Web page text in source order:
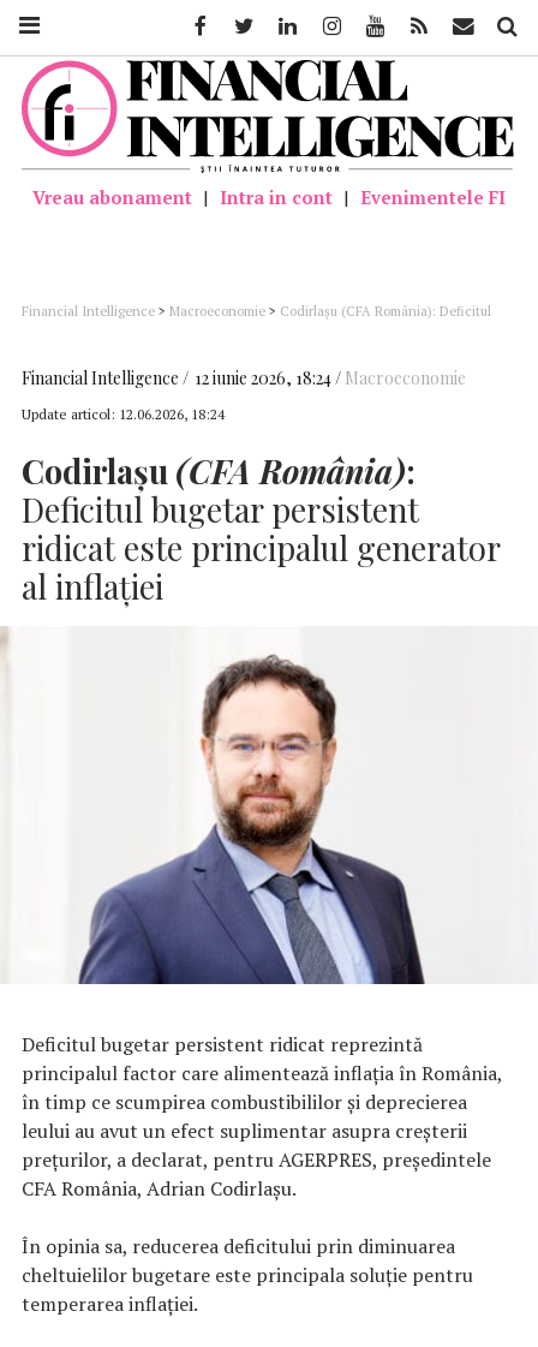
Vreau abonament | Intra in cont | Evenimentele FI
Financial Intelligence > Macroeconomie > Codirlaşu (CFA România): Deficitul
Financial Intelligence 12 iunie 2026, 18:24 Macroeconomie
Update articol: 12.06.2026, 18:24
Codirlaşu (CFA România):
Deficitul bugetar persistent
ridicat este principalul generator
al inflaţiei
Deficitul bugetar persistent ridicat reprezintă
principalul factor care alimentează inflaţia în România,
în timp ce scumpirea combustibililor şi deprecierea
leului au avut un efect suplimentar asupra creşterii
preţurilor, a declarat, pentru AGERPRES, preşedintele
CFA România, Adrian Codirlaşu.
În opinia sa, reducerea deficitului prin diminuarea
cheltuielilor bugetare este principala soluţie pentru
temperarea inflaţiei.
FacebookTwitter LinkedinInstagramYoutube Feed Mail